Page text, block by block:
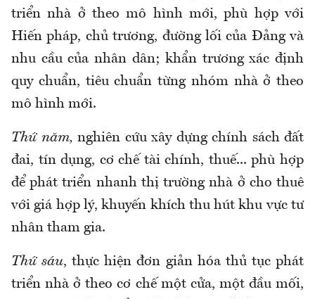
triển nhà ở theo mô hình mới, phù hợp với
Hiến pháp, chủ trương, đường lối của Đảng và
nhu cầu của nhân dân; khẩn trương xác định
quy chuẩn, tiêu chuẩn từng nhóm nhà ở theo
mô hình mới.
Thứ năm, nghiên cứu xây dựng chính sách đất
đai, tín dụng, cơ chế tài chính, thuế... phù hợp
để phát triển nhanh thị trường nhà ở cho thuê
với giá hợp lý, khuyến khích thu hút khu vực tư
nhân tham gia.
Thứ sáu, thực hiện đơn giản hóa thủ tục phát
triển nhà ở theo cơ chế một cửa, một đầu mối,